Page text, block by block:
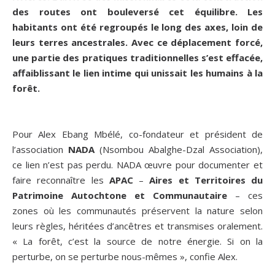
des routes ont bouleversé cet équilibre. Les
habitants ont été regroupés le long des axes, loin de
leurs terres ancestrales. Avec ce déplacement forcé,
une partie des pratiques traditionnelles s’est effacée,
affaiblissant le lien intime qui unissait les humains à la
forêt.
Pour Alex Ebang Mbélé, co-fondateur et président de
l’association NADA(Nsombou Abalghe-Dzal Association),
ce lien n’est pas perdu. NADA œuvre pour documenter et
faire reconnaître les APAC–Aires et Territoires du
Patrimoine Autochtone et Communautaire – ces
zones où les communautés préservent la nature selon
leurs règles, héritées d’ancêtres et transmises oralement.
« La forêt, c’est la source de notre énergie. Si on la
perturbe, on se perturbe nous-mêmes », confie Alex.